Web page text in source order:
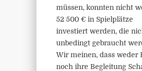
müssen, konnten nicht
52 500 € in Spielplätze
investiert werden, die
unbedingt gebraucht
Wir meinen, dass weder
noch ihre Begleitung